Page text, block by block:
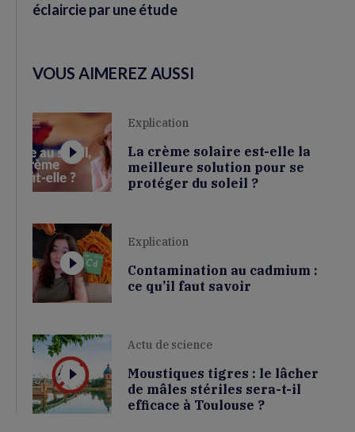
éclaircie par une étude
VOUS AIMEREZ AUSSI
Explication
La crème solaire est-elle la
meilleure solution pour se
protéger du soleil ?
Explication
Contamination au cadmium :
ce qu’il faut savoir
Actu de science
Moustiques tigres : le lâcher
de mâles stériles sera-t-il
efficace à Toulouse ?